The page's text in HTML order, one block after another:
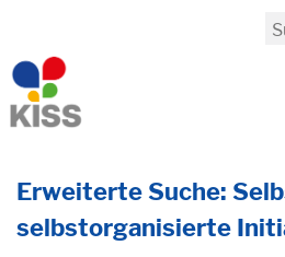
Erweiterte Suche:
selbstorganisierte